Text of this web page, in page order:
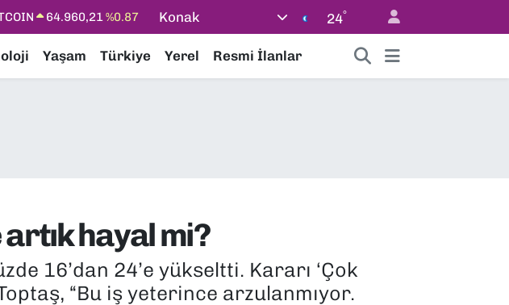
DOLAR 47,7436%0.18
EURO
55,2510%0.32
64,4811%0.38
Konak 24°
Yaşam Türkiye Yerel Resmi İlanlar
hayal mi?
16’dan 24’e yükseltti. Kararı ‘Çok
“Bu iş yeterince arzulanmıyor.